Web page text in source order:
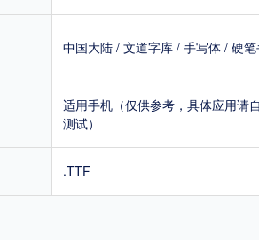
中国大陆 / 文道字库 / 手写体 / 硬
适用手机（仅供参考，具体应用请
测试）
.TTF